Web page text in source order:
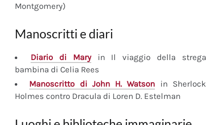
Montgomery)
Manoscritti e diari
Diariodi Maryin Il viaggio della strega
bambina di Celia Rees
Manoscritto di John H. Watson in Sherlock
Holmes contro Dracula di Loren D. Estelman